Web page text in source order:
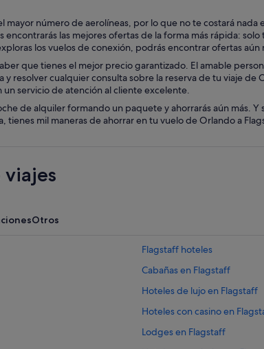
número de aerolíneas, por lo que no te costará
las mejores ofertas de la forma más rápida:
los vuelos de conexión, podrás encontrar ofertas
que tienes el mejor precio garantizado. El amable
resolver cualquier consulta sobre la reserva de tu viaje
servicio de atención al cliente excelente.
de alquiler formando un paquete y ahorrarás aún más.
mil maneras de ahorrar en tu vuelo de Orlando a
viajes
Otros
Flagstaff hoteles
Cabañas en Flagstaff
Hoteles de lujo en Flagstaff
Hoteles con casino en
Lodges en Flagstaff